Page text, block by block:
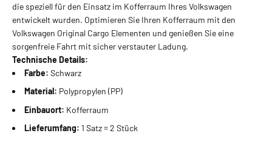
die speziell für den Einsatz im Kofferraum Ihres Volkswagen
entwickelt wurden. Optimieren Sie Ihren Kofferraum mit den
Volkswagen Original Cargo Elementen und genießen Sie eine
sorgenfreie Fahrt mit sicher verstauter Ladung.
Technische Details:
Farbe: Schwarz
Material: Polypropylen (PP)
Einbauort: Kofferraum
Lieferumfang: 1 Satz = 2 Stück